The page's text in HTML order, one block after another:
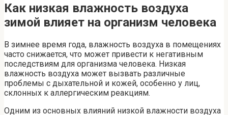
Как низкая влажность воздуха
зимой влияет на организм человека
В зимнее время года, влажность воздуха в помещениях
часто снижается, что может привести к негативным
последствиям для организма человека. Низкая
влажность воздуха может вызвать различные
проблемы с дыхательной и кожей, особенно у лиц,
склонных к аллергическим реакциям.
Одним из основных влияний низкой влажности воздуха